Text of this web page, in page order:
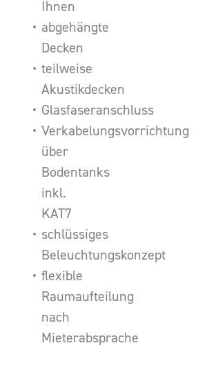
Ihnen
abgehängte
Decken
teilweise
Akustikdecken
Glasfaseranschluss
Verkabelungsvorrichtung
über
Bodentanks
inkl.
KAT7
schlüssiges
Beleuchtungskonzept
flexible
Raumaufteilung
nach
Mieterabsprache